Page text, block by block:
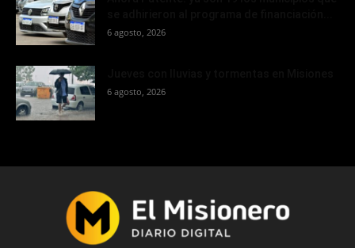
6 agosto, 2026
6 agosto, 2026